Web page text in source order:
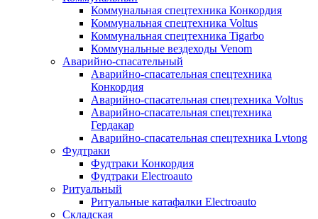
Коммунальная спецтехника Конкордия
Коммунальная спецтехника Voltus
Коммунальная спецтехника Tigarbo
Коммунальные вездеходы Venom
Аварийно-спасательный
Аварийно-спасательная спецтехника
Конкордия
Аварийно-спасательная спецтехника Voltus
Аварийно-спасательная спецтехника
Гердакар
Аварийно-спасательная спецтехника Lvtong
Фудтраки
Фудтраки Конкордия
Фудтраки Electroauto
Ритуальный
Ритуальные катафалки Electroauto
Складская